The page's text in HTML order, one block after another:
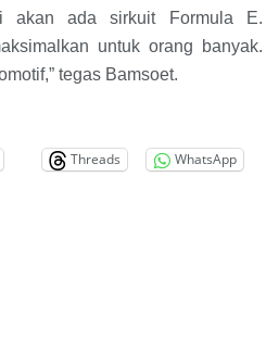
akan ada sirkuit Formula E.
untuk orang banyak.
tegas Bamsoet.
Threads WhatsApp